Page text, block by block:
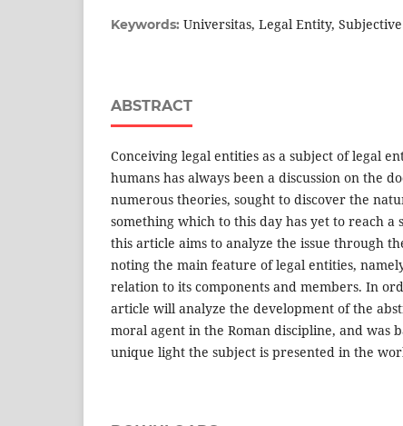
Keywords: Universitas, Legal Entity,
ABSTRACT
Conceiving legal entities as a subject of legal
humans has always been a discussion on the
numerous theories, sought to discover the
something which to this day has yet to reach a
this article aims to analyze the issue through
noting the main feature of legal entities,
relation to its components and members. In
article will analyze the development of the
moral agent in the Roman discipline, and was
unique light the subject is presented in the